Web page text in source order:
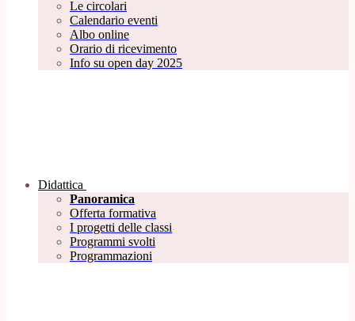
Le circolari
Calendario eventi
Albo online
Orario di ricevimento
Info su open day 2025
Didattica
Panoramica
Offerta formativa
I progetti delle classi
Programmi svolti
Programmazioni